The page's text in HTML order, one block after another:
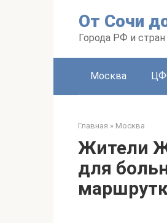
От Сочи
Города РФ и
Москва
Главная » Москва
Жители
для